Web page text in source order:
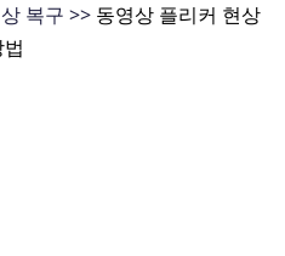
복구 >> 동영상 플리커 현상